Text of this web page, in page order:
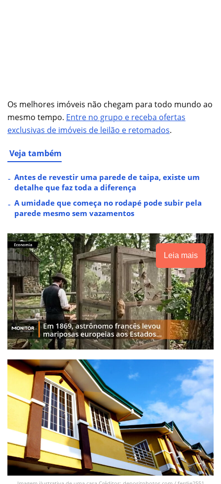
Os melhores imóveis não chegam para todo mundo ao
mesmo tempo. Entre no grupo e receba ofertas
exclusivas de imóveis de leilão e retomados.
Veja também
Antes de revestir uma parede de taipa, existe um
detalhe que faz toda a diferença
A umidade que começa no rodapé pode subir pela
parede mesmo sem vazamentos
Leia mais